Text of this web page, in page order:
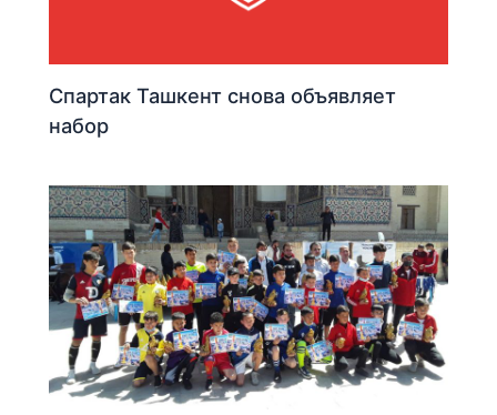
Спартак Ташкент снова объявляет
набор